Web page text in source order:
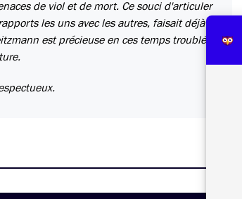
de viol et de mort. Ce souci d'articuler
les uns avec les autres, faisait déjà le
est précieuse en ces temps troublé,